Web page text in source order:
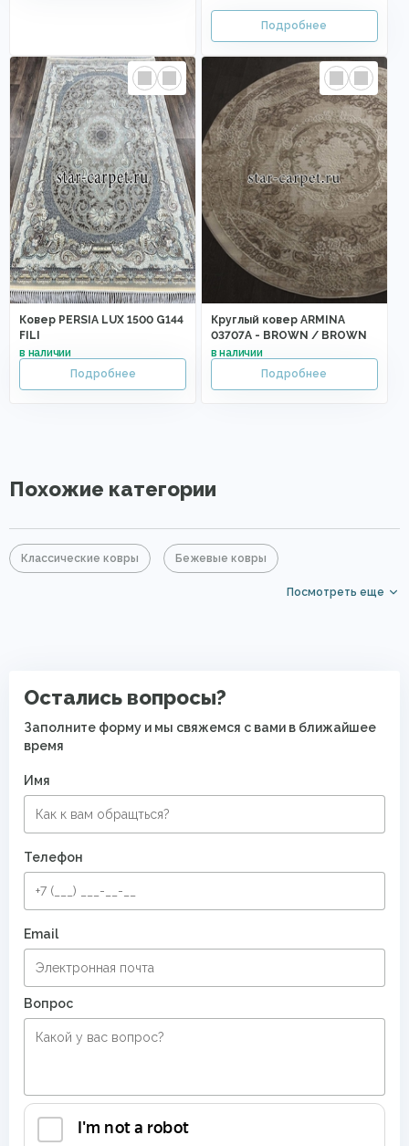
Ковер PERSIA LUX 1500 G144
FILI
Круглый ковер ARMINA
03707A - BROWN / BROWN
Похожие категории
Классические ковры Бежевые ковры
Ковры с коротким ворсомПосмотреть еще
Остались вопросы?
Заполните форму и мы свяжемся с вами в ближайшее
время
Имя
Телефон
Email
Вопрос